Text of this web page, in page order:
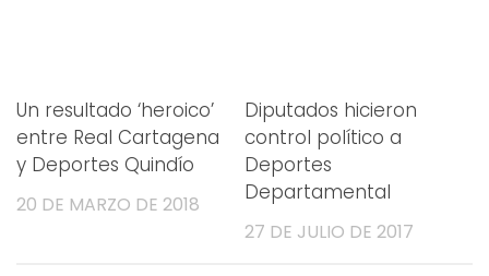
Un resultado ‘heroico’
entre Real Cartagena
y Deportes Quindío
20 DE MARZO DE 2018
Diputados hicieron
control político a
Deportes
Departamental
27 DE JULIO DE 2017